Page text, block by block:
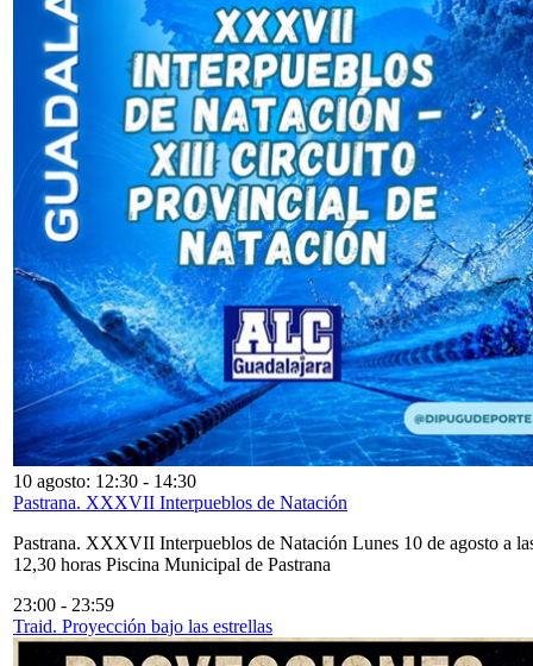
10 agosto: 12:30 - 14:30
Pastrana. XXXVII Interpueblos de Natación
Pastrana. XXXVII Interpueblos de Natación Lunes 10 de agosto a
12,30 horas Piscina Municipal de Pastrana
23:00 - 23:59
Traid. Proyección bajo las estrellas